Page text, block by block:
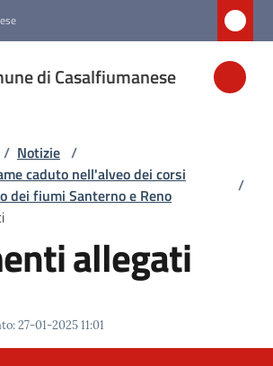
di Casalfiumanese
/ Notizie /
caduto nell'alveo dei corsi
dei fiumi Santerno e Reno
/
allegati
:27-01-2025 11:01